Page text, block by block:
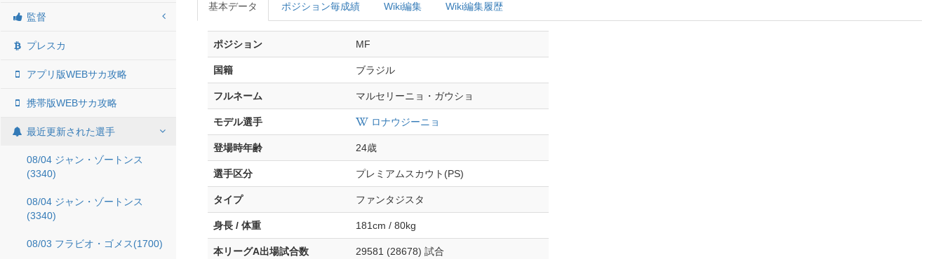
監督
プレスカ
アプリ版WEBサカ攻略
携帯版WEBサカ攻略
最近更新された選手
08/04 ジャン・ゾートンス
(3340)
08/04 ジャン・ゾートンス
(3340)
08/03 フラビオ・ゴメス(1700)
基本データ ポジション毎成績 Wiki編集 Wiki編集履歴
ポジション MF
国籍 ブラジル
フルネーム マルセリーニョ・ガウショ
モデル選手 ロナウジーニョ
登場時年齢 24歳
選手区分 プレミアムスカウト(PS)
タイプ ファンタジスタ
身長 / 体重 181cm / 80kg
本リーグA出場試合数 29581 (28678) 試合